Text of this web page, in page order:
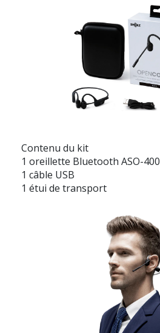
Contenu du kit
1 oreillette Bluetooth ASO-400
1 câble USB
1 étui de transport